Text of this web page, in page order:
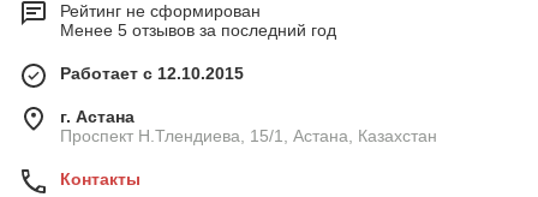
Рейтинг не сформирован
Менее 5 отзывов за последний год
Работает с 12.10.2015
г. Астана
Проспект Н.Тлендиева, 15/1, Астана, Казахстан
Контакты